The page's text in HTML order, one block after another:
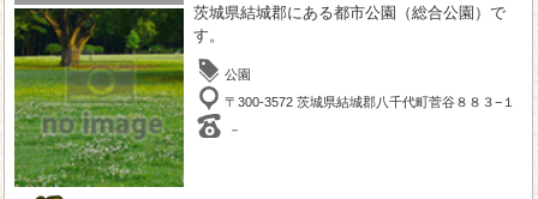
茨城県結城郡にある都市公園（総合公園）で
す。
公園
〒300-3572 茨城県結城郡八千代町菅谷８８３−１
－